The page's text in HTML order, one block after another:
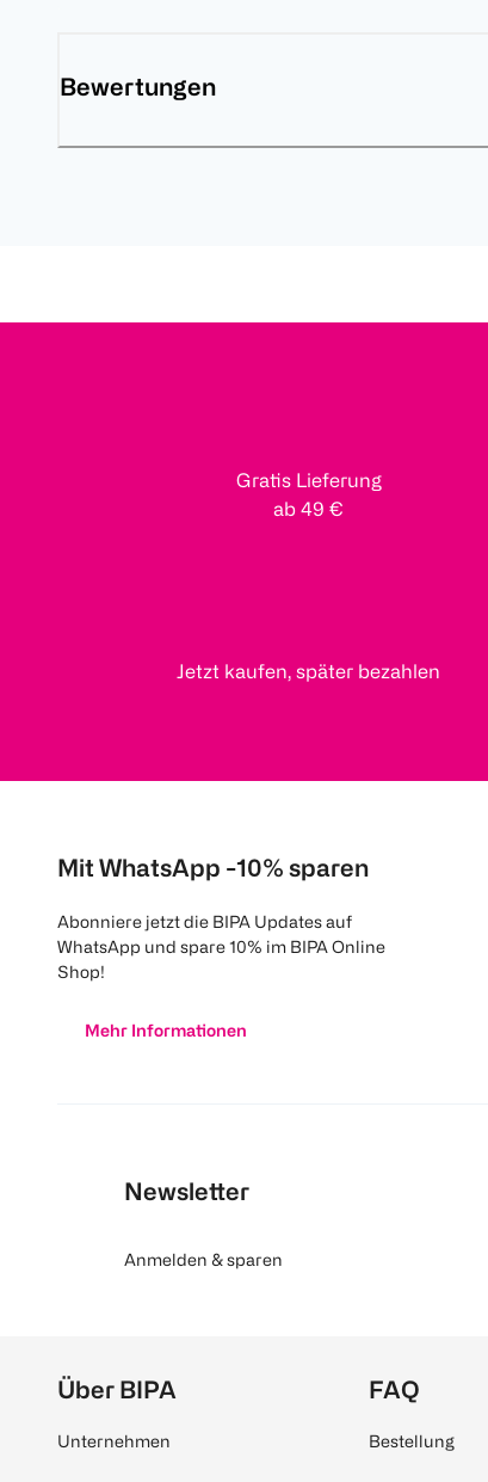
Bewertungen
Gratis Lieferung
ab 49 €
Jetzt kaufen, später bezahlen
Mit WhatsApp -10% sparen
Abonniere jetzt die BIPA Updates auf
WhatsApp und spare 10% im BIPA Online
Shop!
Mehr Informationen
Newsletter
Anmelden & sparen
Über BIPA
Unternehmen
FAQ
Bestellung